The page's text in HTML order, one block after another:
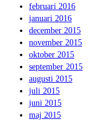
februari 2016
januari 2016
december 2015
november 2015
oktober 2015
september 2015
augusti 2015
juli 2015
juni 2015
maj 2015